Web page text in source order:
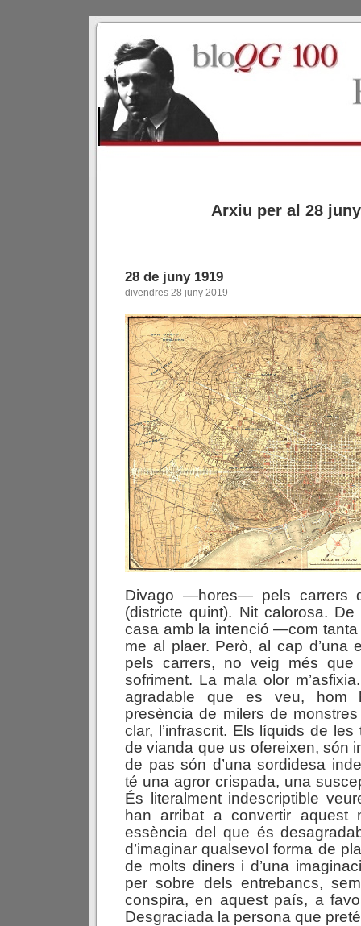
Arxiu per al 28
28 de juny 1919
divendres 28 juny 2019
Divago —hores— pels carrers
(districte quint). Nit calorosa.
casa amb la intenció —com
me al plaer. Però, al cap d’una
pels carrers, no veig més que
sofriment. La mala olor
agradable que es veu, hom
presència de milers de
clar, l’infrascrit. Els líquids de
de vianda que us ofereixen, són
de pas són d’una sordidesa
té una agror crispada, una
És literalment indescriptible
han arribat a convertir aquest
essència del que és
d’imaginar qualsevol forma de
de molts diners i d’una
per sobre dels entrebancs,
conspira, en aquest país, a
Desgraciada la persona que